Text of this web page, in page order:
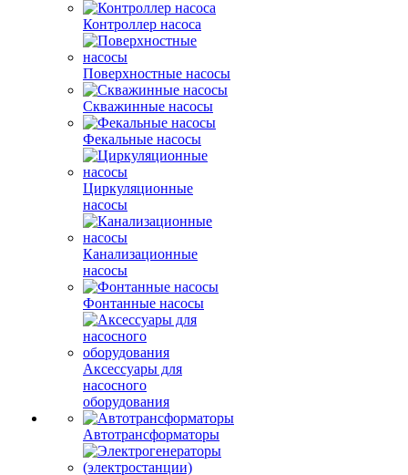
Контроллер насоса
Поверхностные насосы
Скважинные насосы
Фекальные насосы
Циркуляционные
насосы
Канализационные
насосы
Фонтанные насосы
Аксессуары для
насосного
оборудования
Автотрансформаторы